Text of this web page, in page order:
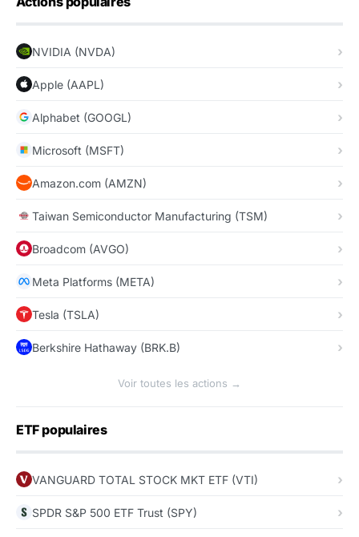
NVIDIA (NVDA)
Apple (AAPL)
Alphabet (GOOGL)
Microsoft (MSFT)
Amazon.com (AMZN)
Taiwan Semiconductor Manufacturing (TSM)
Broadcom (AVGO)
Meta Platforms (META)
Tesla (TSLA)
Berkshire Hathaway (BRK.B)
Voir toutes les actions →
ETF populaires
VANGUARD TOTAL STOCK MKT ETF (VTI)
SPDR S&P 500 ETF Trust (SPY)